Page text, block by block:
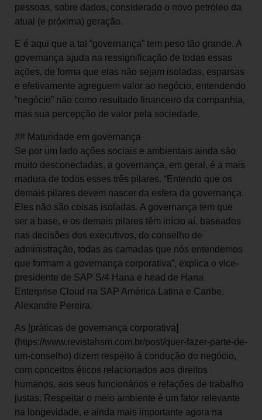
pessoas, sobre dados, considerado o novo petróleo da
atual (e próxima) geração.
E é aqui que a tal “governança” tem peso tão grande. A
governança ajuda na ressignificação de todas essas
ações, de forma que elas não sejam isoladas, esparsas
e efetivamente agreguem valor ao negócio, entendendo
“negócio” não como resultado financeiro da companhia,
mas sua percepção de valor pela sociedade.
## Maturidade em governança
Se por um lado ações sociais e ambientais ainda são
muito desconectadas, a governança, em geral, é a mais
madura de todos esses três pilares. “Entendo que os
demais pilares devem nascer da esfera da governança.
Eles não são coisas isoladas. A governança tem que
ser a base, e os demais pilares têm início aí, baseados
nas decisões dos executivos, do conselho de
administração, todas as camadas que nós entendemos
que formam a governança corporativa”, explica o vice-
presidente de SAP S/4 Hana e head de Hana
Enterprise Cloud na SAP América Latina e Caribe,
Alexandre Pereira.
As [práticas de governança corporativa]
(https://www.revistahsm.com.br/post/quer-fazer-parte-de-
um-conselho) dizem respeito à condução do negócio,
com conceitos éticos relacionados aos direitos
humanos, aos seus funcionários e relações de trabalho
justas. Respeitar o meio ambiente é um fator relevante
na longevidade, e ainda mais importante agora na